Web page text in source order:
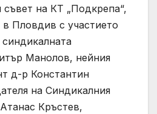
на КТ „Подкрепа“,
Пловдив с участието
Манолов, нейния
д-р Константин
на Синдикалния
Кръстев,